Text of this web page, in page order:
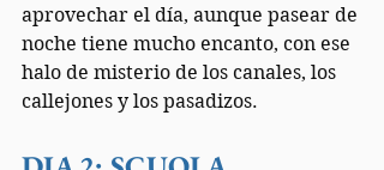
aprovechar el día, aunque pasear de
noche tiene mucho encanto, con ese
halo de misterio de los canales, los
callejones y los pasadizos.